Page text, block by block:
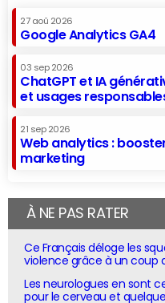
27 aoû 2026
Google Analytics GA4
03 sep 2026
ChatGPT et IA
et usages
21 sep 2026
Web analytics :
marketing
À NE PAS RATER
Ce Français déloge les
violence grâce à un coup
Les neurologues en sont
pour le cerveau et